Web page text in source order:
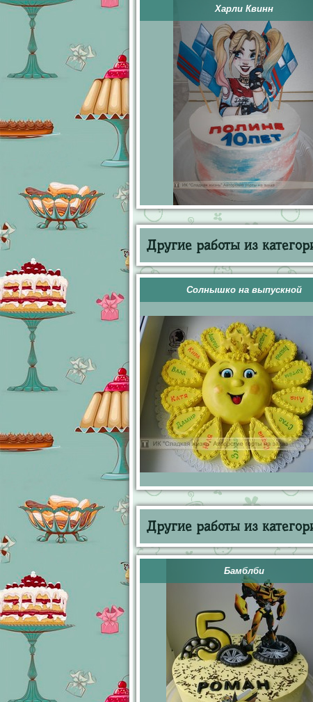
Харли Квинн
Другие работы из
Солнышко на выпускной
Другие работы из
Бамблби